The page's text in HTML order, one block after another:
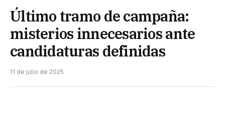
Último tramo de campaña:
misterios innecesarios ante
candidaturas definidas
11 de julio de 2025